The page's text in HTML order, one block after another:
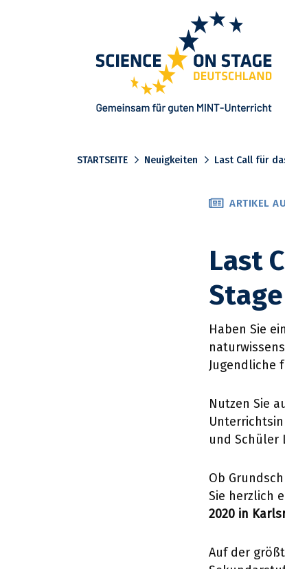
STARTSEITE Neuigkeiten Last Call für
ARTIKEL
Last
Haben Sie
Jugendliche
Nutzen Sie
und Schüler
Ob
Sie herzlich
2020 in
Auf der